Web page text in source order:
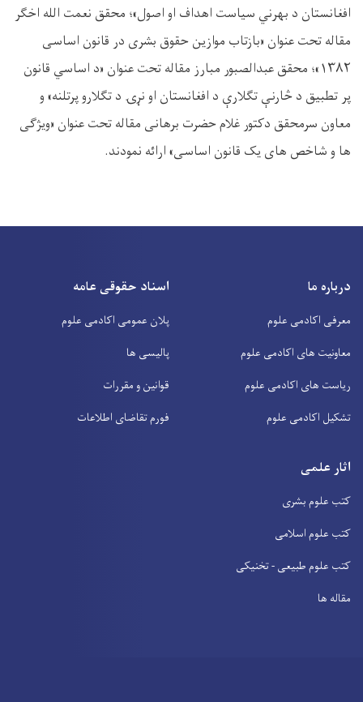
افغانستان د بهرني سیاست اهداف او اصول»؛ محقق نعمت الله اخگر
مقاله تحت عنوان «بازتاب موازین حقوق بشری در قانون اساسی
۱۳۸۲»؛ محقق عبدالصبور مبارز مقاله تحت عنوان «د اساسي قانون
پر تطبیق د څارنې تګلارې د افغانستان او نړۍ د تګلارو پرتلنه» و
معاون سرمحقق دکتور غلام حضرت برهانی مقاله تحت عنوان «ویژگی
ها و شاخص های یک قانون اساسی» ارائه نمودند.
درباره ما
معرفی اکادمی علوم
معاونیت های اکادمی علوم
ریاست های اکادمی علوم
تشکیل اکادمی علوم
اسناد حقوقی عامه
پلان عمومی اکادمی علوم
پالیسی ها
قوانین و مقررات
فورم تقاضای اطلاعات
اثار علمی
کتب علوم بشری
کتب علوم اسلامی
کتب علوم طبیعی - تخنیکی
مقاله ها